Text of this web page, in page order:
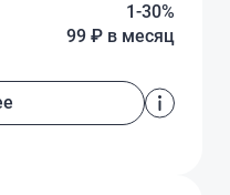
1-30%
99 ₽ в месяц